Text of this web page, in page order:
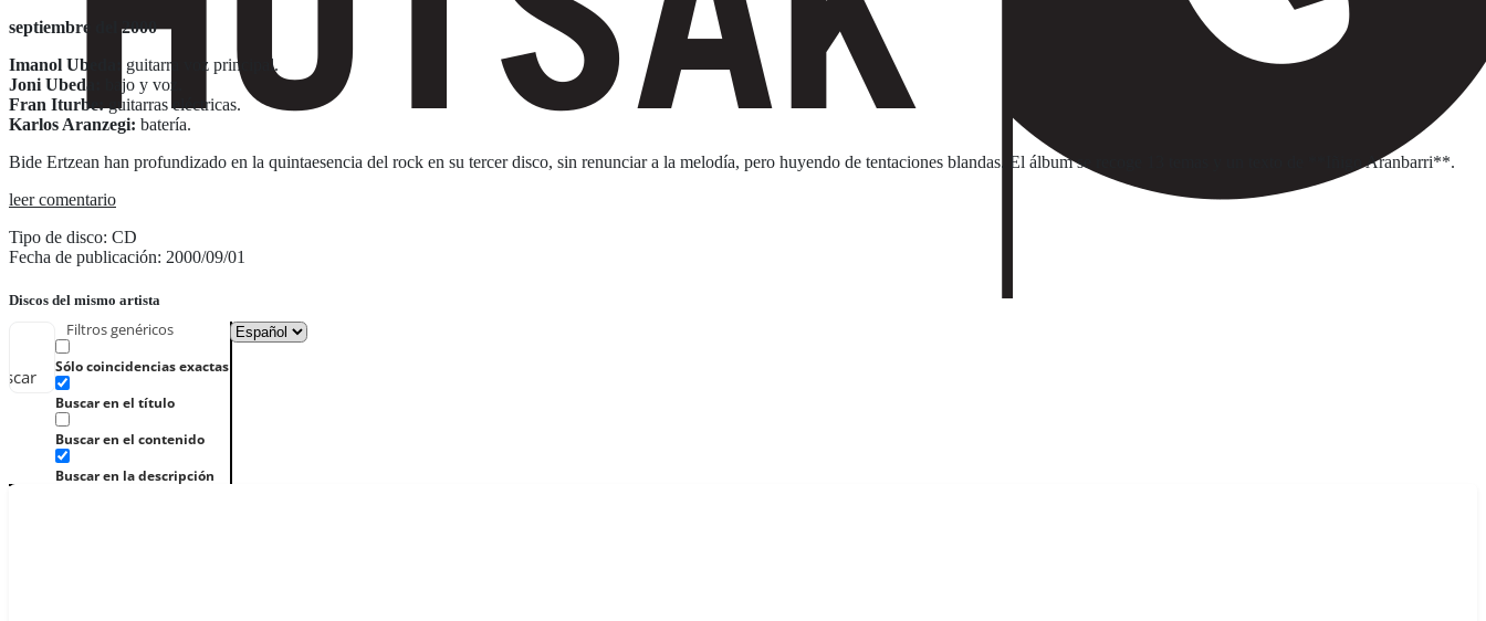
Filtros genéricos
Sólo coincidencias exactas
Buscar en el título
Buscar en el contenido
Buscar en la descripción
septiembre del 2000
Imanol Ubeda:
guitarra voz principal.
Joni Ubeda:
bajo y voz.
Fran Iturbe:guitarras eléctricas.
Karlos Aranzegi: batería.
Bide Ertzean han profundizado en la quintaesencia del rock en su tercer disco, sin renunciar a la melodía, pero huyendo de tentaciones blandas. El álbum se recoge 13 temas y un texto de **Iñigo Aranbarri**.
leer comentario
Tipo de disco: CD
Fecha de publicación: 2000/09/01
Discos del mismo artista